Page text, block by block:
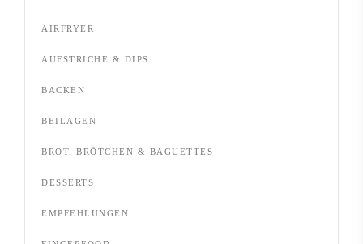
AIRFRYER
AUFSTRICHE & DIPS
BACKEN
BEILAGEN
BROT, BRÖTCHEN & BAGUETTES
DESSERTS
EMPFEHLUNGEN